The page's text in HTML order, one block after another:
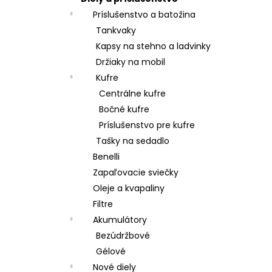
Príslušenstvo a batožina
Tankvaky
Kapsy na stehno a ladvinky
Držiaky na mobil
Kufre
Centrálne kufre
Bočné kufre
Príslušenstvo pre kufre
Tašky na sedadlo
Benelli
Zapaľovacie sviečky
Oleje a kvapaliny
Filtre
Akumulátory
Bezúdržbové
Gélové
Nové diely